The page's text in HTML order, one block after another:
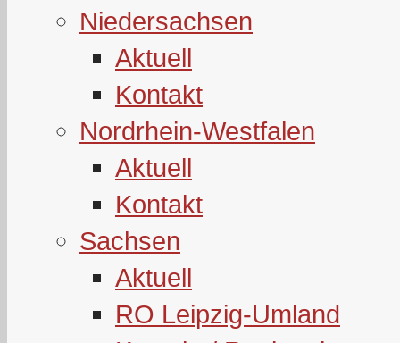
Niedersachsen
Aktuell
Kontakt
Nordrhein-Westfalen
Aktuell
Kontakt
Sachsen
Aktuell
RO Leipzig-Umland